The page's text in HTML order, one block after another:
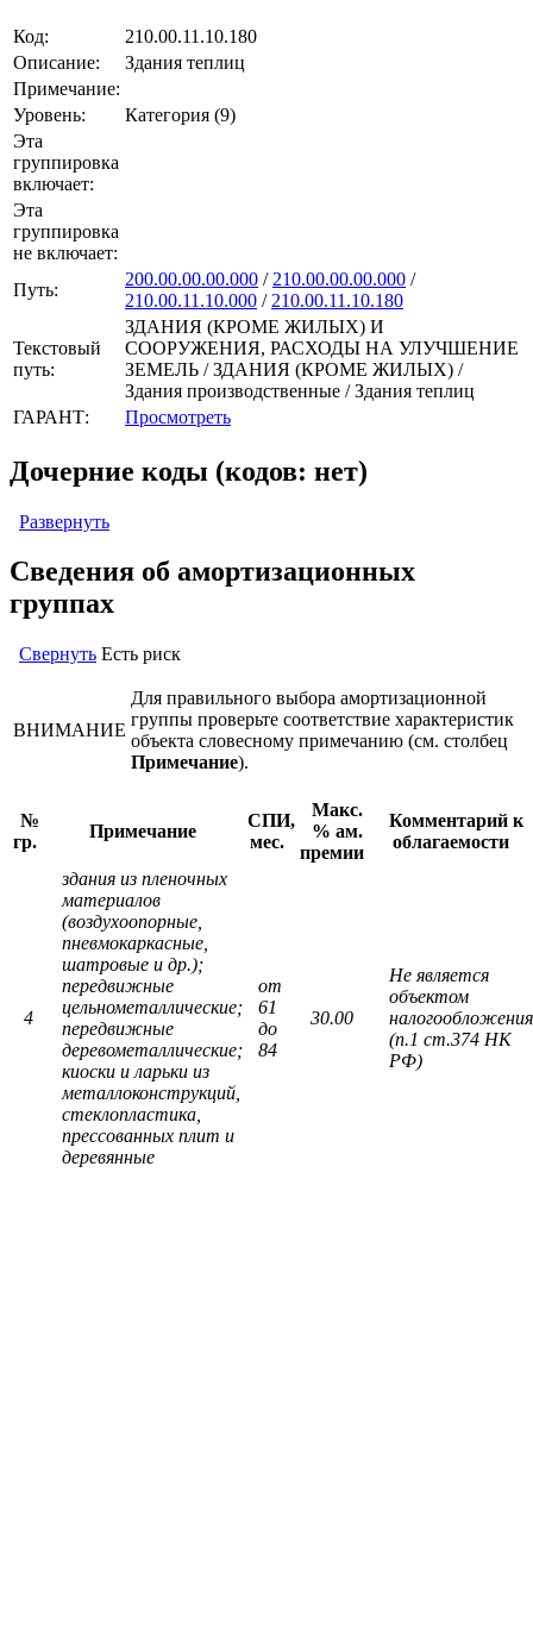
Код:
210.00.11.10.180
Описание:
Здания теплиц
Примечание:
Уровень:
Категория (9)
Эта
группировка
включает:
Эта
группировка
не включает:
Путь:
200.00.00.00.000 / 210.00.00.00.000 /
210.00.11.10.000 / 210.00.11.10.180
Текстовый
путь:
ЗДАНИЯ (КРОМЕ ЖИЛЫХ) И
СООРУЖЕНИЯ, РАСХОДЫ НА УЛУЧШЕНИЕ
ЗЕМЕЛЬ / ЗДАНИЯ (КРОМЕ ЖИЛЫХ) /
Здания производственные / Здания теплиц
ГАРАНТ:
Просмотреть
Дочерние коды (кодов: нет)
Развернуть
Сведения об амортизационных
группах
Свернуть Есть риск
ВНИМАНИЕ
Для правильного выбора амортизационной
группы проверьте соответствие характеристик
объекта словесному примечанию (см. столбец
Примечание).
№
гр.
Примечание
СПИ,
мес.
Макс.
% ам.
премии
Комментарий к
облагаемости
4
здания из пленочных
материалов
(воздухоопорные,
пневмокаркасные,
шатровые и др.);
передвижные
цельнометаллические;
передвижные
деревометаллические;
киоски и ларьки из
металлоконструкций,
стеклопластика,
прессованных плит и
деревянные
от
61
до
84
30.00
Не является
объектом
налогообложения
(п.1 ст.374 НК
РФ)